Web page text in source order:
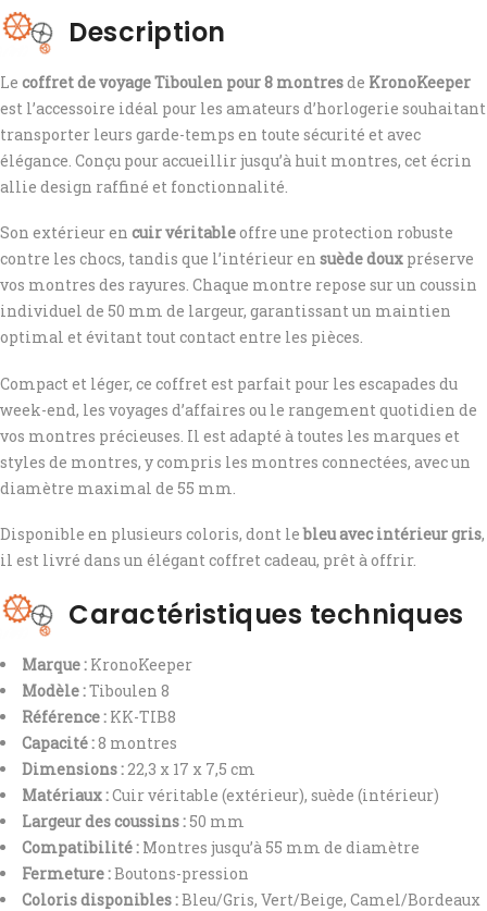
Description
Le coffret de voyage Tiboulen pour 8 montresde KronoKeeper
est l’accessoire idéal pour les amateurs d’horlogerie souhaitant
transporter leurs garde-temps en toute sécurité et avec
élégance. Conçu pour accueillir jusqu’à huit montres, cet écrin
allie design raffiné et fonctionnalité.
Son extérieur en cuir véritableoffre une protection robuste
contre les chocs, tandis que l’intérieur en suède doux préserve
vos montres des rayures. Chaque montre repose sur un coussin
individuel de 50 mm de largeur, garantissant un maintien
optimal et évitant tout contact entre les pièces.
Compact et léger, ce coffret est parfait pour les escapades du
week-end, les voyages d’affaires ou le rangement quotidien de
vos montres précieuses. Il est adapté à toutes les marques et
styles de montres, y compris les montres connectées, avec un
diamètre maximal de 55 mm.
Disponible en plusieurs coloris, dont lebleu avec intérieur gris,
il est livré dans un élégant coffret cadeau, prêt à offrir.
Caractéristiques techniques
Marque : KronoKeeper
Modèle :Tiboulen 8
Référence : KK-TIB8
Capacité :8 montres
Dimensions :22,3 x 17 x 7,5 cm
Matériaux :Cuir véritable (extérieur), suède (intérieur)
Largeur des coussins :50 mm
Compatibilité : Montres jusqu’à 55 mm de diamètre
Fermeture :Boutons-pression
Coloris disponibles :Bleu/Gris, Vert/Beige, Camel/Bordeaux